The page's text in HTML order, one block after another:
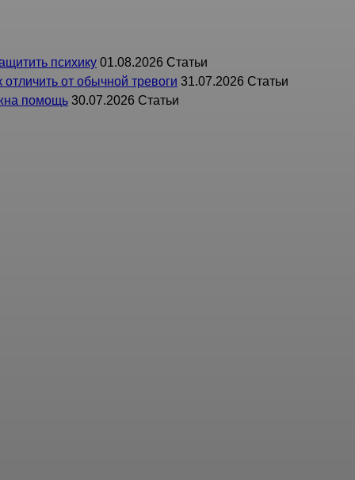
психику 01.08.2026 Статьи
от обычной тревоги 31.07.2026 Статьи
помощь 30.07.2026 Статьи